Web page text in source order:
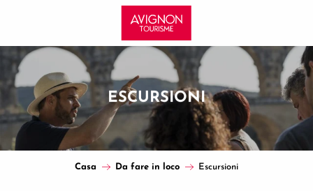
principal
ESCURSIONI
Casa Da fare in loco Escursioni